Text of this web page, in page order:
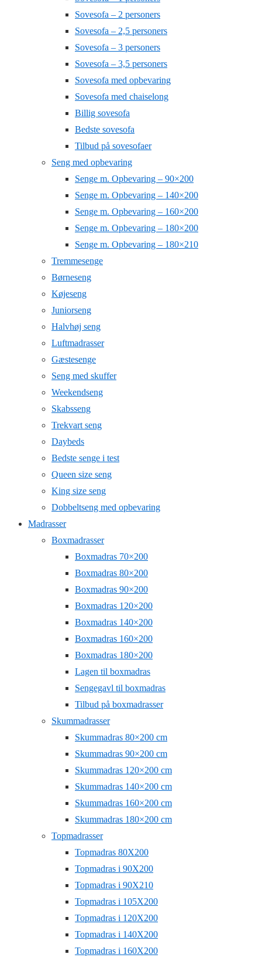
Sovesofa – 2 personers
Sovesofa – 2,5 personers
Sovesofa – 3 personers
Sovesofa – 3,5 personers
Sovesofa med opbevaring
Sovesofa med chaiselong
Billig sovesofa
Bedste sovesofa
Tilbud på sovesofaer
Seng med opbevaring
Senge m. Opbevaring – 90×200
Senge m. Opbevaring – 140×200
Senge m. Opbevaring – 160×200
Senge m. Opbevaring – 180×200
Senge m. Opbevaring – 180×210
Tremmesenge
Børneseng
Køjeseng
Juniorseng
Halvhøj seng
Luftmadrasser
Gæstesenge
Seng med skuffer
Weekendseng
Skabsseng
Trekvart seng
Daybeds
Bedste senge i test
Queen size seng
King size seng
Dobbeltseng med opbevaring
Madrasser
Boxmadrasser
Boxmadras 70×200
Boxmadras 80×200
Boxmadras 90×200
Boxmadras 120×200
Boxmadras 140×200
Boxmadras 160×200
Boxmadras 180×200
Lagen til boxmadras
Sengegavl til boxmadras
Tilbud på boxmadrasser
Skummadrasser
Skummadras 80×200 cm
Skummadras 90×200 cm
Skummadras 120×200 cm
Skummadras 140×200 cm
Skummadras 160×200 cm
Skummadras 180×200 cm
Topmadrasser
Topmadras 80X200
Topmadras i 90X200
Topmadras i 90X210
Topmadras i 105X200
Topmadras i 120X200
Topmadras i 140X200
Topmadras i 160X200